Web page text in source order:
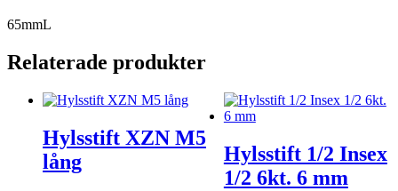
65mmL
Relaterade produkter
Hylsstift XZN M5
lång
Hylsstift 1/2 Insex
1/2 6kt. 6 mm